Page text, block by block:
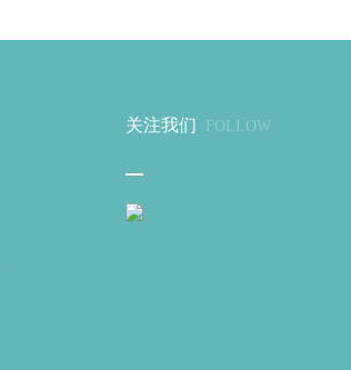
关注我们 FOLLOW